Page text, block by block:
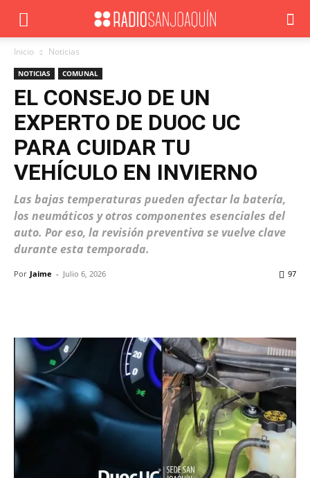
Inicio Noticias
NOTICIAS COMUNAL
EL CONSEJO DE UN
EXPERTO DE DUOC UC
PARA CUIDAR TU
VEHÍCULO EN INVIERNO
Las bajas temperaturas pueden afectar la batería,
los neumáticos y otros componentes esenciales del
auto. Por eso, la revisión preventiva se vuelve clave
durante esta temporada.
Por Jaime - Julio 6, 2026 97